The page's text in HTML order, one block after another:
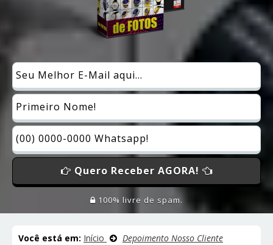
Quero Receber AGORA!
100% livre de spam.
Você está em: Início Depoimento Nosso Cliente